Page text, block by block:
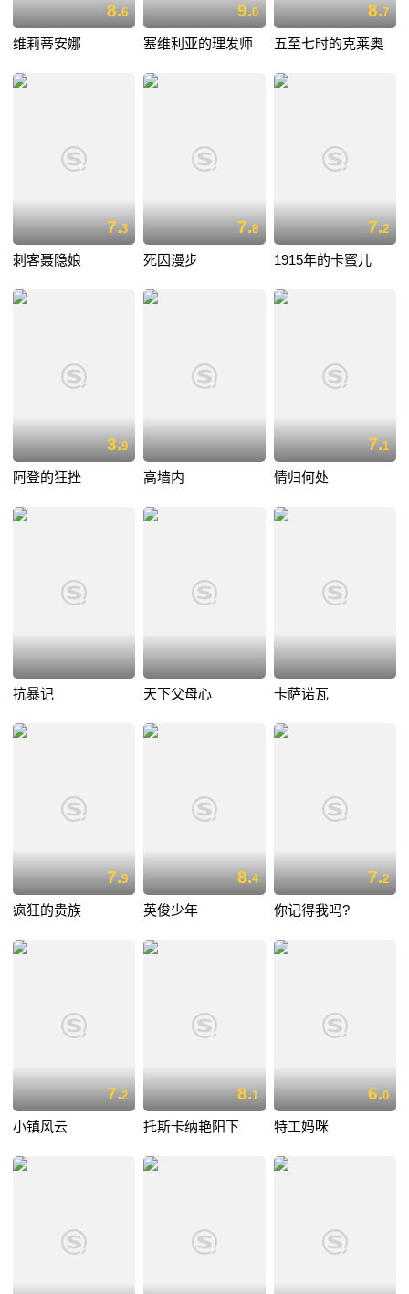
8.6
维莉蒂安娜
9.0
塞维利亚的理发师
8.7
五至七时的克莱奥
7.3
刺客聂隐娘
7.8
死囚漫步
7.2
1915年的卡蜜儿
3.9
阿登的狂挫 高墙内
7.1
情归何处
抗暴记 天下父母心 卡萨诺瓦
7.9
疯狂的贵族
8.4
英俊少年
7.2
你记得我吗?
7.2
小镇风云
8.1
托斯卡纳艳阳下
6.0
特工妈咪